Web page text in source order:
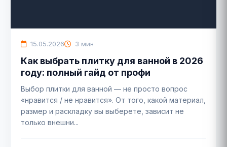
15.05.2026 3 мин
Как выбрать плитку для ванной в 2026
году: полный гайд от профи
Выбор плитки для ванной — не просто вопрос
«нравится / не нравится». От того, какой материал,
размер и раскладку вы выберете, зависит не
только внешни...